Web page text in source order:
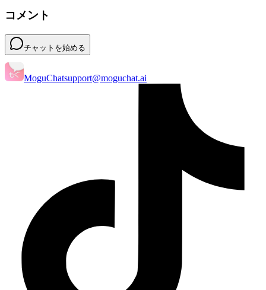
コメント
チャットを始める
MoguChatsupport@moguchat.ai